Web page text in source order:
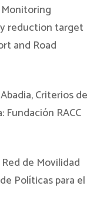
reduction target
and Road
Criterios de
Fundación RACC
de Movilidad
Políticas para el